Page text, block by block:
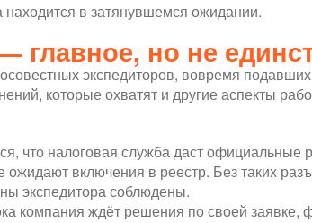
находится в затянувшемся ожидании.
но не
экспедиторов, вовремя
которые охватят и другие аспекты
что налоговая служба даст официальные
включения в реестр. Без таких
экспедитора соблюдены.
компания ждёт решения по своей